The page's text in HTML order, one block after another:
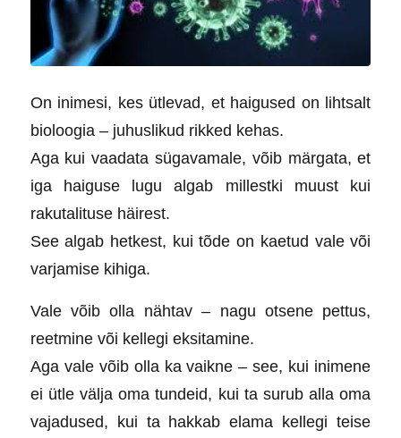
On inimesi, kes ütlevad, et haigused on lihtsalt
bioloogia – juhuslikud rikked kehas.
Aga kui vaadata sügavamale, võib märgata, et
iga haiguse lugu algab millestki muust kui
rakutalituse häirest.
See algab hetkest, kui tõde on kaetud vale või
varjamise kihiga.
Vale võib olla nähtav – nagu otsene pettus,
reetmine või kellegi eksitamine.
Aga vale võib olla ka vaikne – see, kui inimene
ei ütle välja oma tundeid, kui ta surub alla oma
vajadused, kui ta hakkab elama kellegi teise